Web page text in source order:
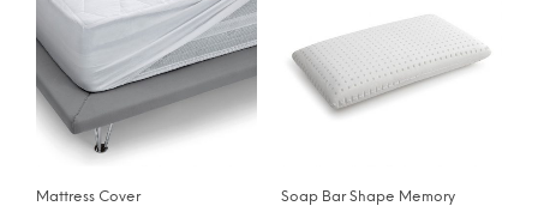
Mattress Cover
Soap Bar Shape Memory